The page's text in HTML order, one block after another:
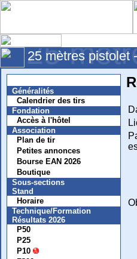
25
25 mètres pistolet
Généralités
Calendrier des tirs
Fondation
Accès à l'hôtel
Association
Plan de tir
Petites annonces
Bourse EAN 2026
Boutique
Sous-sections
Stand
Horaire
Technique/Formation
Résultats 2026
P50
P25
P10